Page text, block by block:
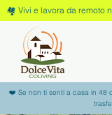
🏘️ Vivi e lavora da remoto
❤️ Se non ti senti a casa in 48